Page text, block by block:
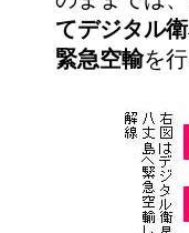
てデジタル
緊急空輸を行